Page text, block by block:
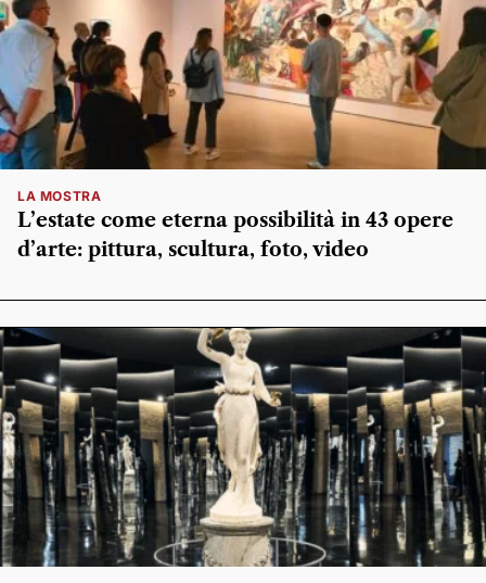
LA MOSTRA
L’estate come eterna possibilità in 43 opere
d’arte: pittura, scultura, foto, video